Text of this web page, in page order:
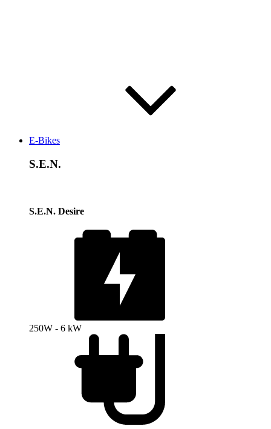
E-Bikes
S.E.N.
S.E.N. Desire
250W - 6 kW